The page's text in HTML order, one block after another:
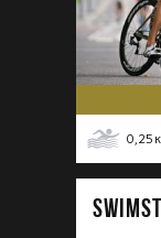
0,25